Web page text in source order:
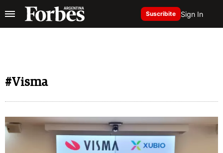
Suscribite Sign In
#Visma